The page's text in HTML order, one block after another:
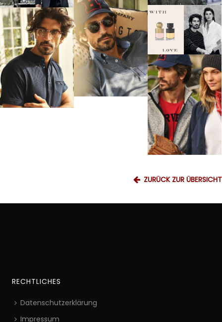
ZURÜCK ZUR ÜBERSICHT
RECHTLICHES
Datenschutzerklärung
Impressum